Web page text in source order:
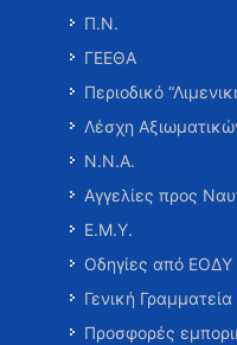
Π.Ν.
ΓΕΕΘΑ
Περιοδικό
Λέσχη
Ν.Ν.Α.
Αγγελίες προς
Ε.Μ.Υ.
Οδηγίες από ΕΟΔΥ
Γενική
Προσφορές